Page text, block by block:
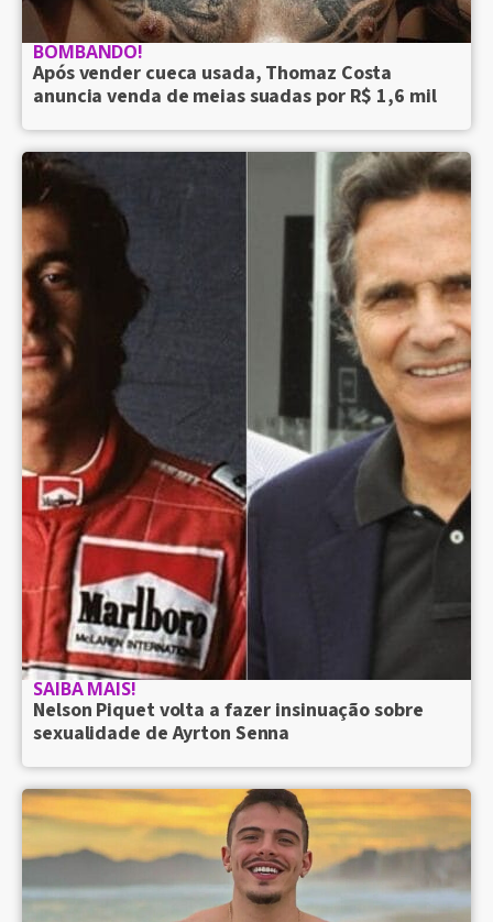
BOMBANDO!
Após vender cueca usada, Thomaz Costa
anuncia venda de meias suadas por R$ 1,6 mil
SAIBA MAIS!
Nelson Piquet volta a fazer insinuação sobre
sexualidade de Ayrton Senna